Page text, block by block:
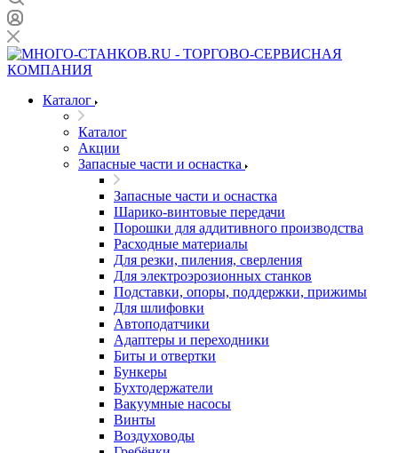
Каталог
Каталог
Акции
Запасные части и оснастка
Запасные части и оснастка
Шарико-винтовые передачи
Порошки для аддитивного производства
Расходные материалы
Для резки, пиления, сверления
Для электроэрозионных станков
Подставки, опоры, поддержки, прижимы
Для шлифовки
Автоподатчики
Адаптеры и переходники
Биты и отвертки
Бункеры
Бухтодержатели
Вакуумные насосы
Винты
Воздуховоды